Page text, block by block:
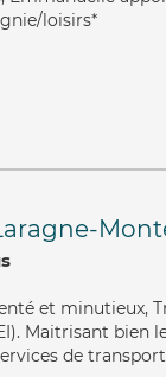
loisirs*
et minutieux,
Maitrisant bien
de